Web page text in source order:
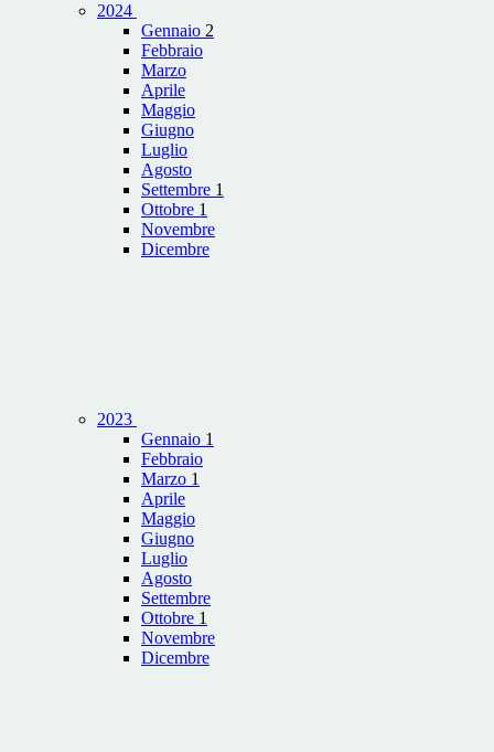
2024
Gennaio 2
Febbraio
Marzo
Aprile
Maggio
Giugno
Luglio
Agosto
Settembre 1
Ottobre 1
Novembre
Dicembre
2023
Gennaio 1
Febbraio
Marzo 1
Aprile
Maggio
Giugno
Luglio
Agosto
Settembre
Ottobre 1
Novembre
Dicembre